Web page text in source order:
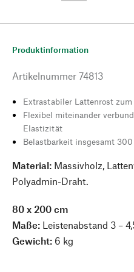
Produktinformation
Artikelnummer 74813
Extrastabiler Lattenrost
Flexibel miteinander
Elastizität
Belastbarkeit insgesamt
Material: Massivholz,
Polyadmin-Draht.
80 x 200 cm
Maße: Leistenabstand 3 –
Gewicht: 6 kg